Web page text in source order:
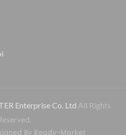
Enterprise Co. Ltd All Rights
By Ready-Market